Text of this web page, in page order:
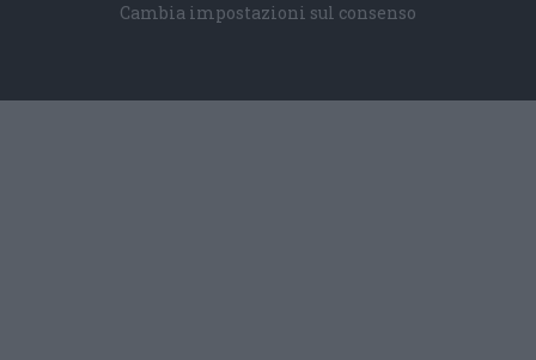
Cambia impostazioni sul consenso